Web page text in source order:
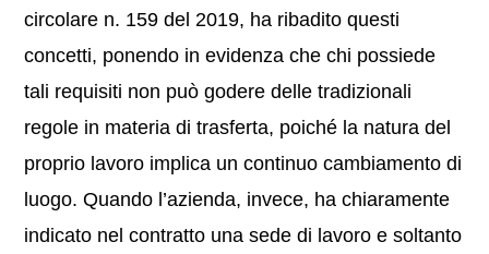
circolare n. 159 del 2019, ha ribadito questi
concetti, ponendo in evidenza che chi possiede
tali requisiti non può godere delle tradizionali
regole in materia di trasferta, poiché la natura del
proprio lavoro implica un continuo cambiamento di
luogo. Quando l’azienda, invece, ha chiaramente
indicato nel contratto una sede di lavoro e soltanto